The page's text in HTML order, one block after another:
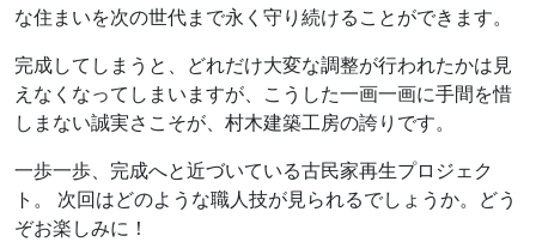
な住まいを次の世代まで永く守り続けることができます。
完成してしまうと、どれだけ大変な調整が行われたかは見
えなくなってしまいますが、こうした一画一画に手間を惜
しまない誠実さこそが、村木建築工房の誇りです。
一歩一歩、完成へと近づいている古民家再生プロジェク
ト。 次回はどのような職人技が見られるでしょうか。どう
ぞお楽しみに！